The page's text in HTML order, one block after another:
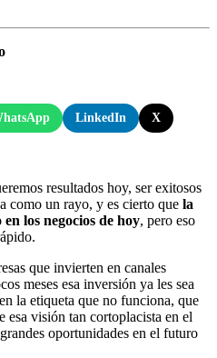
LinkedIn X
resultados hoy, ser exitosos
como un rayo, y es cierto que la
los negocios de hoy, pero eso
que invierten en canales
meses esa inversión ya les sea
la etiqueta que no funciona, que
visión tan cortoplacista en el
oportunidades en el futuro